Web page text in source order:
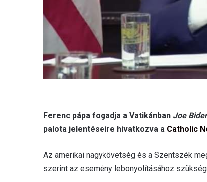
Ferenc pápa fogadja a Vatikánban Joe
palota jelentéseire hivatkozva a Catholic
Az amerikai nagykövetség és a Szentszék
szerint az esemény lebonyolításához